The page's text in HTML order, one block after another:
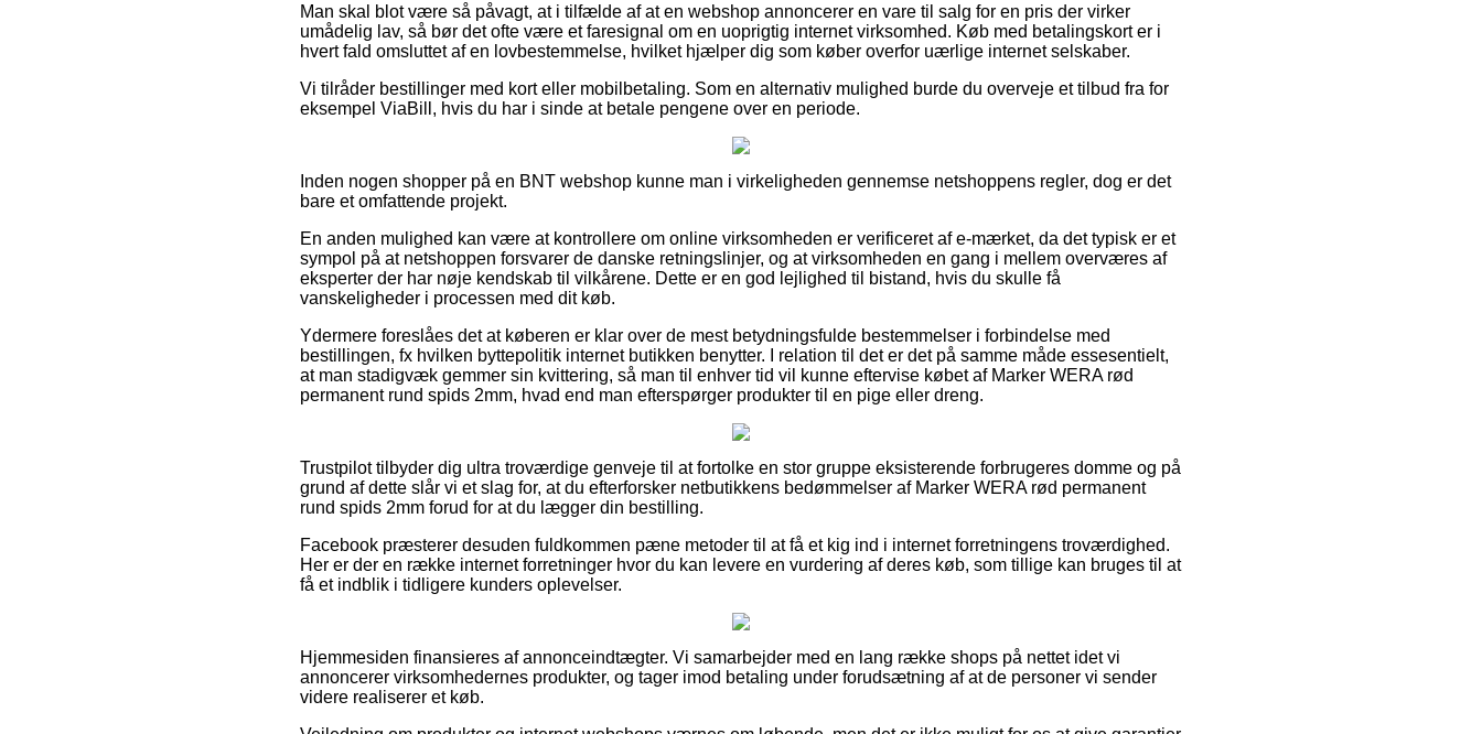
Man skal blot være så påvagt, at i tilfælde af at en webshop annoncerer en vare til salg for en pris der virker
umådelig lav, så bør det ofte være et faresignal om en uoprigtig internet virksomhed. Køb med betalingskort er i
hvert fald omsluttet af en lovbestemmelse, hvilket hjælper dig som køber overfor uærlige internet selskaber.
Vi tilråder bestillinger med kort eller mobilbetaling. Som en alternativ mulighed burde du overveje et tilbud fra for
eksempel ViaBill, hvis du har i sinde at betale pengene over en periode.
Inden nogen shopper på en BNT webshop kunne man i virkeligheden gennemse netshoppens regler, dog er det
bare et omfattende projekt.
En anden mulighed kan være at kontrollere om online virksomheden er verificeret af e-mærket, da det typisk er et
sympol på at netshoppen forsvarer de danske retningslinjer, og at virksomheden en gang i mellem overværes af
eksperter der har nøje kendskab til vilkårene. Dette er en god lejlighed til bistand, hvis du skulle få
vanskeligheder i processen med dit køb.
Ydermere foreslåes det at køberen er klar over de mest betydningsfulde bestemmelser i forbindelse med
bestillingen, fx hvilken byttepolitik internet butikken benytter. I relation til det er det på samme måde essesentielt,
at man stadigvæk gemmer sin kvittering, så man til enhver tid vil kunne eftervise købet af Marker WERA rød
permanent rund spids 2mm, hvad end man efterspørger produkter til en pige eller dreng.
Trustpilot tilbyder dig ultra troværdige genveje til at fortolke en stor gruppe eksisterende forbrugeres domme og på
grund af dette slår vi et slag for, at du efterforsker netbutikkens bedømmelser af Marker WERA rød permanent
rund spids 2mm forud for at du lægger din bestilling.
Facebook præsterer desuden fuldkommen pæne metoder til at få et kig ind i internet forretningens troværdighed.
Her er der en række internet forretninger hvor du kan levere en vurdering af deres køb, som tillige kan bruges til at
få et indblik i tidligere kunders oplevelser.
Hjemmesiden finansieres af annonceindtægter. Vi samarbejder med en lang række shops på nettet idet vi
annoncerer virksomhedernes produkter, og tager imod betaling under forudsætning af at de personer vi sender
videre realiserer et køb.